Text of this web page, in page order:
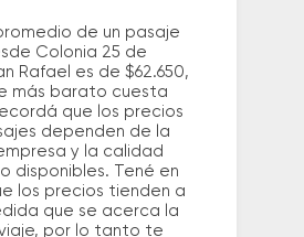
de un pasaje
Colonia 25 de
Rafael es de $62.650,
más barato cuesta
que los precios
dependen de la
y la calidad
disponibles. Tené en
los precios tienden a
que se acerca la
por lo tanto te